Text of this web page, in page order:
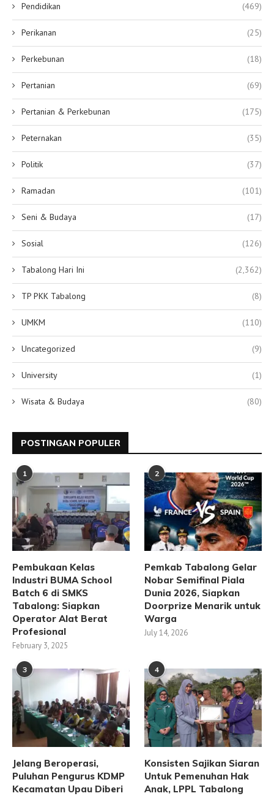
Pendidikan (469)
Perikanan (25)
Perkebunan (18)
Pertanian (69)
Pertanian & Perkebunan (175)
Peternakan (35)
Politik (37)
Ramadan (101)
Seni & Budaya (17)
Sosial (126)
Tabalong Hari Ini (2,362)
TP PKK Tabalong (8)
UMKM (110)
Uncategorized (9)
University (1)
Wisata & Budaya (80)
POSTINGAN POPULER
1
Pembukaan Kelas
Industri BUMA School
Batch 6 di SMKS
Tabalong: Siapkan
Operator Alat Berat
Profesional
February 3, 2025
2
Pemkab Tabalong Gelar
Nobar Semifinal Piala
Dunia 2026, Siapkan
Doorprize Menarik untuk
Warga
July 14, 2026
3
Jelang Beroperasi,
Puluhan Pengurus KDMP
Kecamatan Upau Diberi
4
Konsisten Sajikan Siaran
Untuk Pemenuhan Hak
Anak, LPPL Tabalong